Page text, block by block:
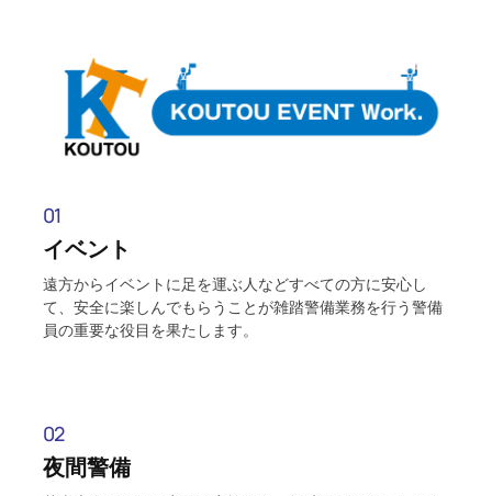
01
イベント
遠方からイベントに足を運ぶ人などすべての方に安心し
て、安全に楽しんでもらうことが雑踏警備業務を行う警備
員の重要な役目を果たします。
02
夜間警備